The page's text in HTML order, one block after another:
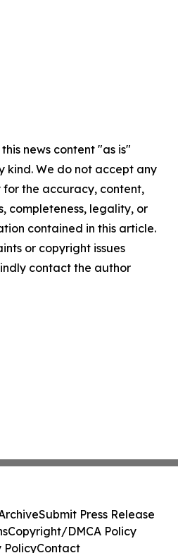
news content "as is"
kind. We do not accept any
the accuracy, content,
completeness, legality, or
contained in this article.
or copyright issues
contact the author
Submit Press Release
Copyright/DMCA Policy
PolicyContact